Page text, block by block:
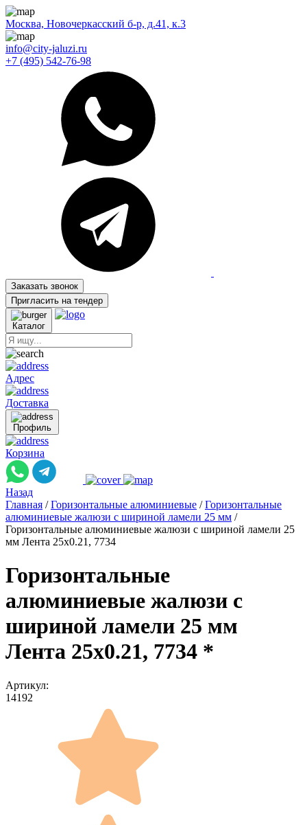
Москва, Новочеркасский б-р, д.41, к.3
info@city-jaluzi.ru
+7 (495) 542-76-98
Заказать звонок
Пригласить на тендер
Каталог
Адрес
Доставка
Профиль
Корзина
Назад
Главная / Горизонтальные алюминиевые / Горизонтальные
алюминиевые жалюзи с шириной ламели 25 мм /
Горизонтальные алюминиевые жалюзи с шириной ламели 25
мм Лента 25x0.21, 7734
Горизонтальные
алюминиевые жалюзи с
шириной ламели 25 мм
Лента 25x0.21, 7734 *
Артикул:
14192